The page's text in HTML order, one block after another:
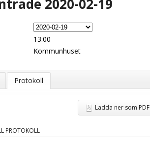
2020-02-19
13:00
Kommunhuset
Protokoll
Ladda ner som PDF
PROTOKOLL